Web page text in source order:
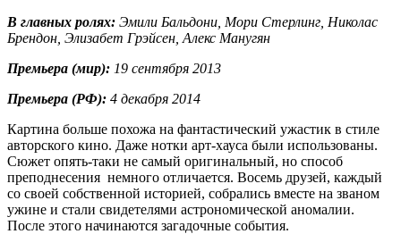
В главных ролях: Эмили Бальдони, Мори Стерлинг, Николас
Брендон, Элизабет Грэйсен, Алекс Манугян
Премьера (мир): 19 сентября 2013
Премьера (РФ): 4 декабря 2014
Картина больше похожа на фантастический ужастик в стиле
авторского кино. Даже нотки арт-хауса были использованы.
Сюжет опять-таки не самый оригинальный, но способ
преподнесения немного отличается. Восемь друзей, каждый
со своей собственной историей, собрались вместе на званом
ужине и стали свидетелями астрономической аномалии.
После этого начинаются загадочные события.